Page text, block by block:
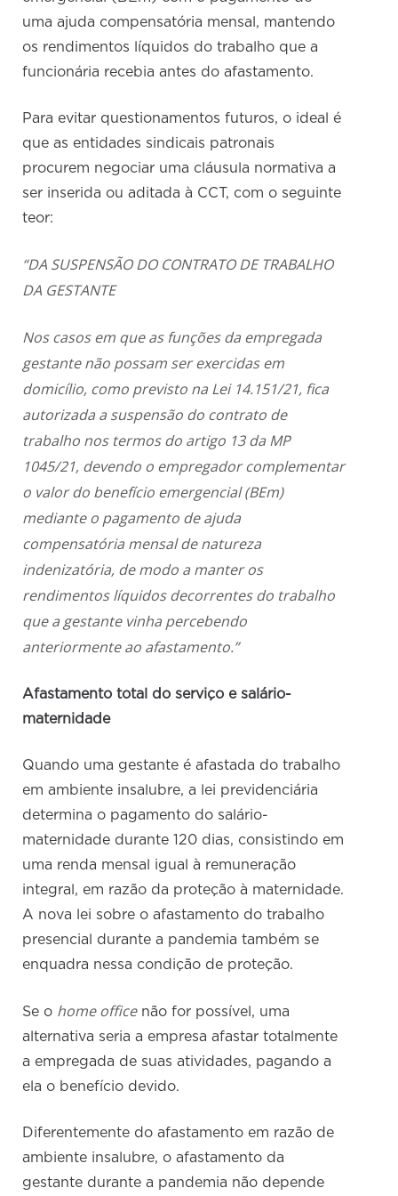
uma ajuda compensatória mensal, mantendo
os rendimentos líquidos do trabalho que a
funcionária recebia antes do afastamento.
Para evitar questionamentos futuros, o ideal é
que as entidades sindicais patronais
procurem negociar uma cláusula normativa a
ser inserida ou aditada à CCT, com o seguinte
teor:
“DA SUSPENSÃO DO CONTRATO DE TRABALHO
DA GESTANTE
Nos casos em que as funções da empregada
gestante não possam ser exercidas em
domicílio, como previsto na Lei 14.151/21, fica
autorizada a suspensão do contrato de
trabalho nos termos do artigo 13 da MP
1045/21, devendo o empregador complementar
o valor do benefício emergencial (BEm)
mediante o pagamento de ajuda
compensatória mensal de natureza
indenizatória, de modo a manter os
rendimentos líquidos decorrentes do trabalho
que a gestante vinha percebendo
anteriormente ao afastamento.”
Afastamento total do serviço e salário-
maternidade
Quando uma gestante é afastada do trabalho
em ambiente insalubre, a lei previdenciária
determina o pagamento do salário-
maternidade durante 120 dias, consistindo em
uma renda mensal igual à remuneração
integral, em razão da proteção à maternidade.
A nova lei sobre o afastamento do trabalho
presencial durante a pandemia também se
enquadra nessa condição de proteção.
Se o home officenão for possível, uma
alternativa seria a empresa afastar totalmente
a empregada de suas atividades, pagando a
ela o benefício devido.
Diferentemente do afastamento em razão de
ambiente insalubre, o afastamento da
gestante durante a pandemia não depende